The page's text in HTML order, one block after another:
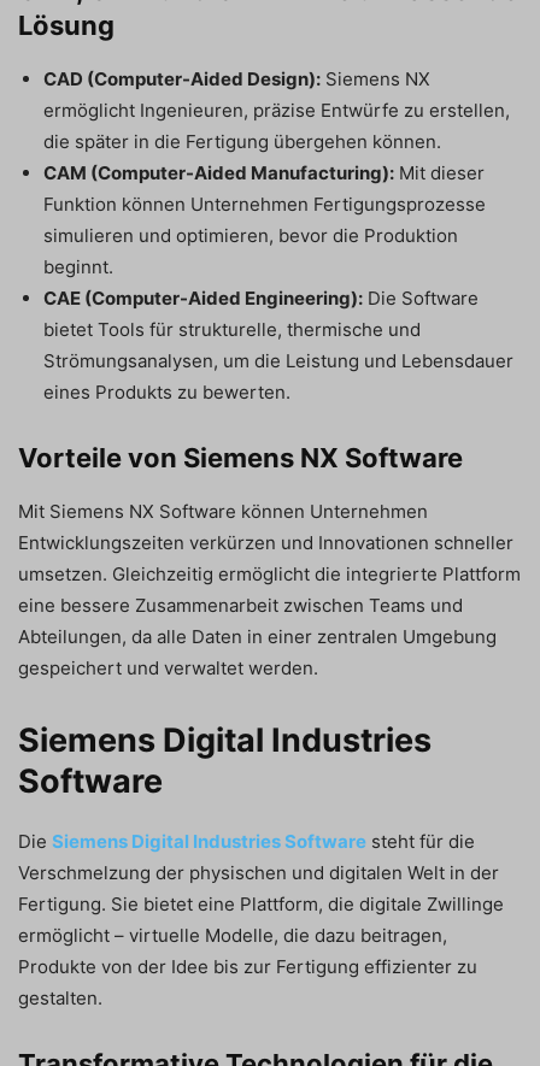
Lösung
CAD (Computer-Aided Design): Siemens NX
ermöglicht Ingenieuren, präzise Entwürfe zu erstellen,
die später in die Fertigung übergehen können.
CAM (Computer-Aided Manufacturing): Mit dieser
Funktion können Unternehmen Fertigungsprozesse
simulieren und optimieren, bevor die Produktion
beginnt.
CAE (Computer-Aided Engineering): Die Software
bietet Tools für strukturelle, thermische und
Strömungsanalysen, um die Leistung und Lebensdauer
eines Produkts zu bewerten.
Vorteile von Siemens NX Software
Mit Siemens NX Software können Unternehmen
Entwicklungszeiten verkürzen und Innovationen schneller
umsetzen. Gleichzeitig ermöglicht die integrierte Plattform
eine bessere Zusammenarbeit zwischen Teams und
Abteilungen, da alle Daten in einer zentralen Umgebung
gespeichert und verwaltet werden.
Siemens Digital Industries
Software
Die Siemens Digital Industries Software steht für die
Verschmelzung der physischen und digitalen Welt in der
Fertigung. Sie bietet eine Plattform, die digitale Zwillinge
ermöglicht – virtuelle Modelle, die dazu beitragen,
Produkte von der Idee bis zur Fertigung effizienter zu
gestalten.